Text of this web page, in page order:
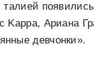
Ариана
девчонки».